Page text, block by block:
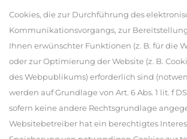
Cookies, die zur Durchführung des
Kommunikationsvorgangs, zur
Ihnen erwünschter Funktionen (z. B. für die
oder zur Optimierung der Website (z. B.
des Webpublikums) erforderlich sind
werden auf Grundlage von Art. 6 Abs. 1 lit. f
sofern keine andere Rechtsgrundlage
Websitebetreiber hat ein berechtigtes